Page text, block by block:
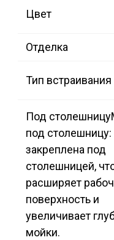
Цвет
Отделка
Тип встраивания
Под столешницу
под
закреплена под
столешницей,
расширяет
поверхность и
увеличивает
мойки.